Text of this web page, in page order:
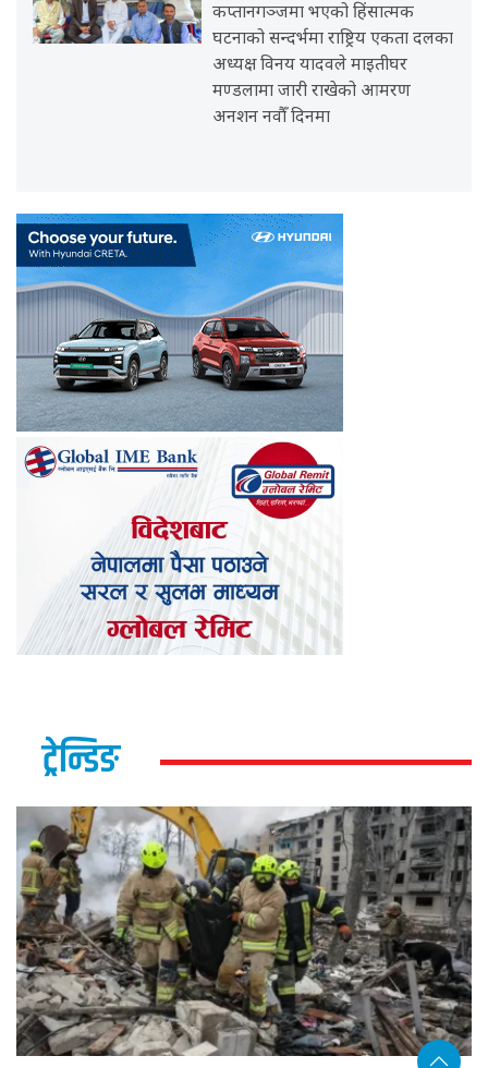
कप्तानगञ्जमा भएको हिंसात्मक
घटनाको सन्दर्भमा राष्ट्रिय एकता दलका
अध्यक्ष विनय यादवले माइतीघर
मण्डलामा जारी राखेको आमरण
अनशन नवौँ दिनमा
ट्रेन्डिङ